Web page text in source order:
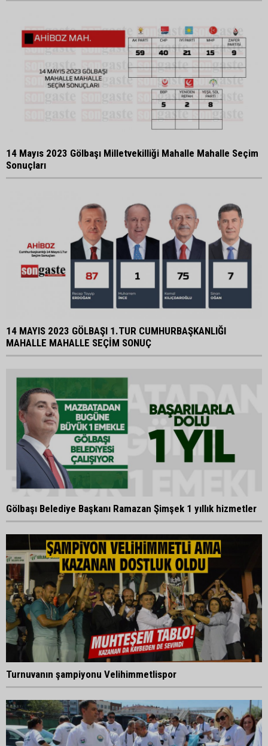
14 Mayıs 2023 Gölbaşı Milletvekilliği Mahalle Mahalle Seçim
Sonuçları
14 MAYIS 2023 GÖLBAŞI 1.TUR CUMHURBAŞKANLIĞI
MAHALLE MAHALLE SEÇİM SONUÇ
Gölbaşı Belediye Başkanı Ramazan Şimşek 1 yıllık hizmetler
Turnuvanın şampiyonu Velihimmetlispor